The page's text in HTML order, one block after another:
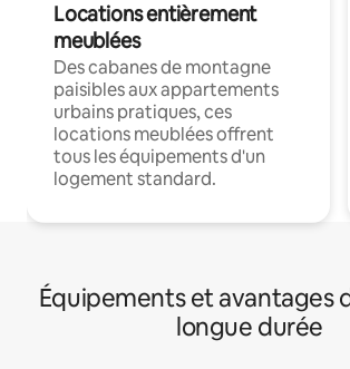
Locations entièrement
meublées
Des cabanes de montagne
paisibles aux appartements
urbains pratiques, ces
locations meublées offrent
tous les équipements d'un
logement standard.
Équipements et avantages
longue durée